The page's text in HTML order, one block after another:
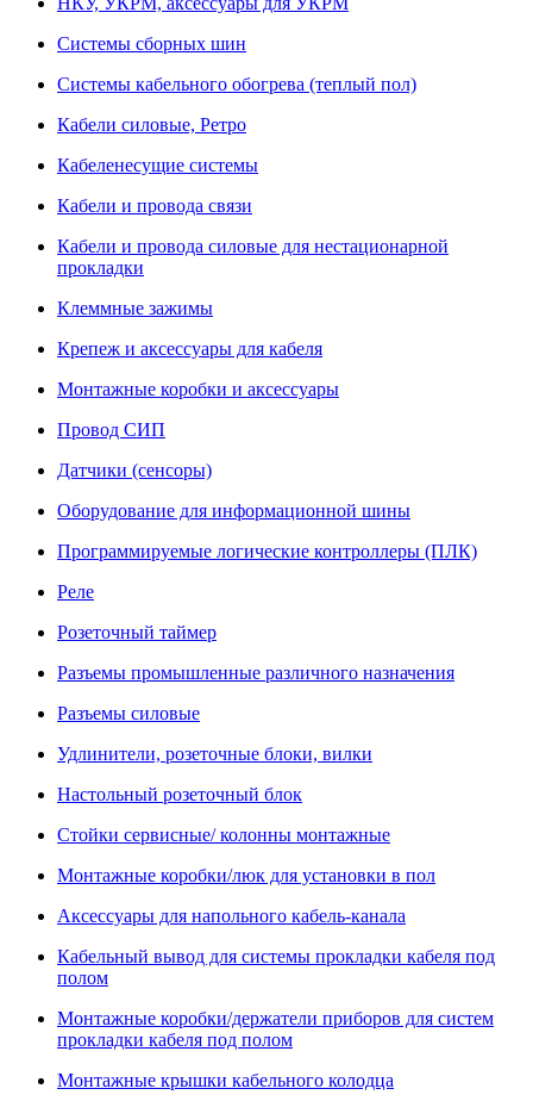
Системы сборных шин
Системы кабельного обогрева (теплый пол)
Кабели силовые, Ретро
Кабеленесущие системы
Кабели и провода связи
Кабели и провода силовые для нестационарной
прокладки
Клеммные зажимы
Крепеж и аксессуары для кабеля
Монтажные коробки и аксессуары
Провод СИП
Датчики (сенсоры)
Оборудование для информационной шины
Программируемые логические контроллеры (ПЛК)
Реле
Розеточный таймер
Разъемы промышленные различного назначения
Разъемы силовые
Удлинители, розеточные блоки, вилки
Настольный розеточный блок
Стойки сервисные/ колонны монтажные
Монтажные коробки/люк для установки в пол
Аксессуары для напольного кабель-канала
Кабельный вывод для системы прокладки кабеля под
полом
Монтажные коробки/держатели приборов для систем
прокладки кабеля под полом
Монтажные крышки кабельного колодца